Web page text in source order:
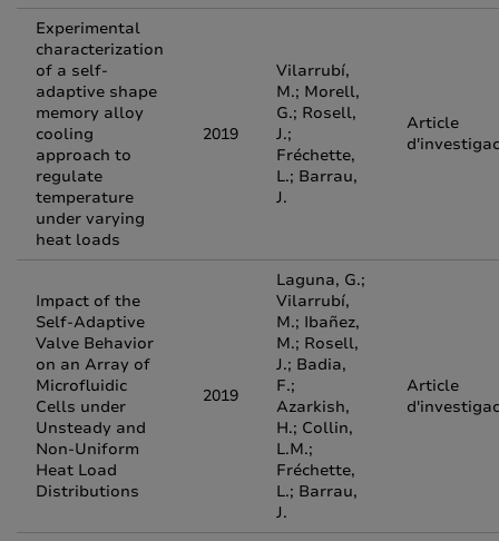
Experimental
characterization
of a self-
adaptive shape
memory alloy
cooling
approach to
regulate
temperature
under varying
heat loads
2019
Vilarrubí,
M.; Morell,
G.; Rosell,
J.;
Fréchette,
L.; Barrau,
J.
Article
Impact of the
Self-Adaptive
Valve Behavior
on an Array of
Microfluidic
Cells under
Unsteady and
Non-Uniform
Heat Load
Distributions
2019
Laguna, G.;
Vilarrubí,
M.; Ibañez,
M.; Rosell,
J.; Badia,
F.;
Azarkish,
H.; Collin,
L.M.;
Fréchette,
L.; Barrau,
J.
Article